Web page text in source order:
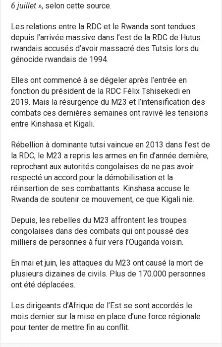
6 juillet », selon cette source.
Les relations entre la RDC et le Rwanda sont tendues
depuis l’arrivée massive dans l’est de la RDC de Hutus
rwandais accusés d’avoir massacré des Tutsis lors du
génocide rwandais de 1994.
Elles ont commencé à se dégeler après l’entrée en
fonction du président de la RDC Félix Tshisekedi en
2019. Mais la résurgence du M23 et l’intensification des
combats ces dernières semaines ont ravivé les tensions
entre Kinshasa et Kigali.
Rébellion à dominante tutsi vaincue en 2013 dans l’est de
la RDC, le M23 a repris les armes en fin d’année dernière,
reprochant aux autorités congolaises de ne pas avoir
respecté un accord pour la démobilisation et la
réinsertion de ses combattants. Kinshasa accuse le
Rwanda de soutenir ce mouvement, ce que Kigali nie.
Depuis, les rebelles du M23 affrontent les troupes
congolaises dans des combats qui ont poussé des
milliers de personnes à fuir vers l’Ouganda voisin.
En mai et juin, les attaques du M23 ont causé la mort de
plusieurs dizaines de civils. Plus de 170.000 personnes
ont été déplacées.
Les dirigeants d’Afrique de l’Est se sont accordés le
mois dernier sur la mise en place d’une force régionale
pour tenter de mettre fin au conflit.